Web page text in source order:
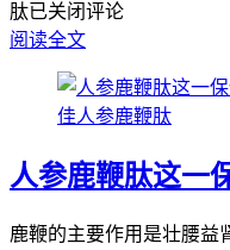
肽已关闭评论
阅读全文
佳人参鹿鞭肽
人参鹿鞭肽这一
鹿鞭的主要作用是壮腰益